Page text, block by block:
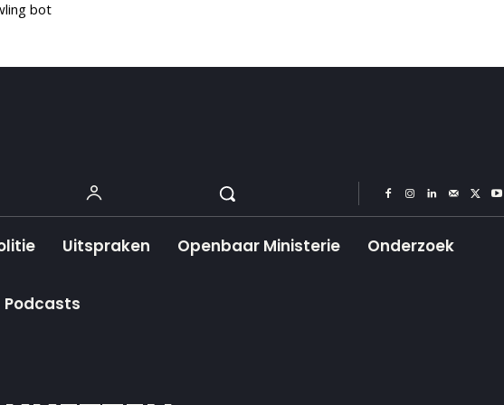
Uitspraken Openbaar Ministerie Onderzoek
Podcasts